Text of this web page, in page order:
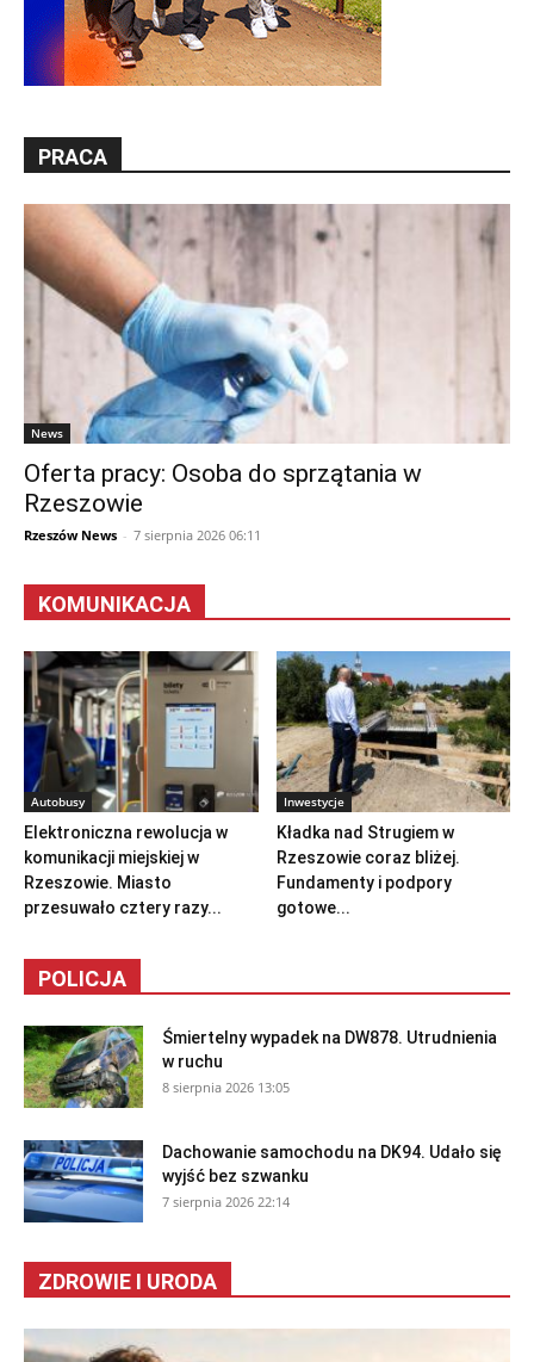
PRACA
News
Oferta pracy: Osoba do sprzątania w
Rzeszowie
Rzeszów News - 7 sierpnia 2026 06:11
KOMUNIKACJA
Autobusy
Elektroniczna rewolucja w
komunikacji miejskiej w
Rzeszowie. Miasto
przesuwało cztery razy...
Inwestycje
Kładka nad Strugiem w
Rzeszowie coraz bliżej.
Fundamenty i podpory
gotowe...
POLICJA
Śmiertelny wypadek na DW878. Utrudnienia
w ruchu
8 sierpnia 2026 13:05
Dachowanie samochodu na DK94. Udało się
wyjść bez szwanku
7 sierpnia 2026 22:14
ZDROWIE I URODA